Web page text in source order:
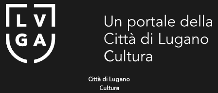
Città di Lugano
Cultura